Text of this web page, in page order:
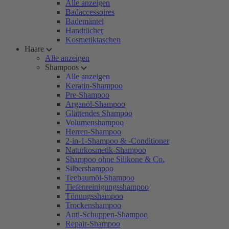
Alle anzeigen
Badaccessoires
Bademäntel
Handtücher
Kosmetiktaschen
Haare
Alle anzeigen
Shampoos
Alle anzeigen
Keratin-Shampoo
Pre-Shampoo
Arganöl-Shampoo
Glättendes Shampoo
Volumenshampoo
Herren-Shampoo
2-in-1-Shampoo & -Conditioner
Naturkosmetik-Shampoo
Shampoo ohne Silikone & Co.
Silbershampoo
Teebaumöl-Shampoo
Tiefenreinigungsshampoo
Tönungsshampoo
Trockenshampoo
Anti-Schuppen-Shampoo
Repair-Shampoo